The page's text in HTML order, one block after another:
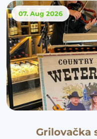
07. Aug 2026
Grilovačka